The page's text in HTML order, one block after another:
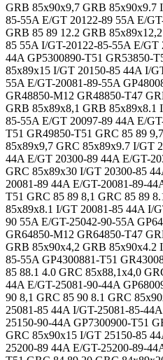
GRB 85x90x9,7 GRB 85x90x9.7
85-55A E/GT 20122-89 55A E/
GRB 85 89 12.2 GRB
85 55A I/GT-20122-85-55A E/GT
44A GP5300890-T51 GR53850-
85x89x15 I/GT 20150-85 44A I/
55A E/GT-20081-89-55A
GR48850-M12 GR48850-T47
GRB 85x89x8,1 GRB 85x89x8.1
85-55A E/GT 20097-89 44A E/
T51 GR49850-T51 GRC 85 89
85x89x9,7 GRC 85x89x9.7 I/GT
44A E/GT 20300-89 44A E/GT-
GRC 85x89x30 I/GT 20300-85
20081-89 44A E/GT-20081-89-
T51 GRC 85 89 8,1 GRC 85 89
85x89x8.1 I/GT 20081-85 44A I/
90 55A E/GT-25042-90-55A
GR64850-M12 GR64850-T47
GRB 85x90x4,2 GRB 85x90x4.2
85-55A GP4300881-T51
85 88.1 4.0 GRC 85x88,1x4,0
44A E/GT-25081-90-44A
90 8,1 GRC 85 90 8.1 GRC
25081-85 44A I/GT-25081-85-
25150-90-44A GP7300900-T51
GRC 85x90x15 I/GT 25150-85
25200-89 44A E/GT-25200-89-